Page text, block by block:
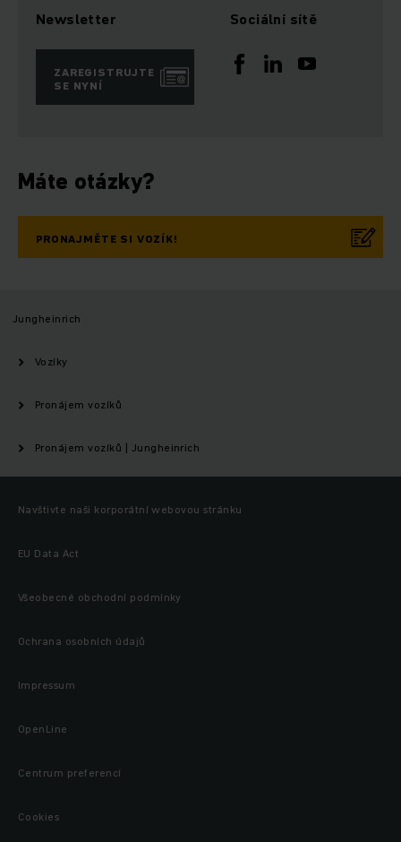
Newsletter
ZAREGISTRUJTE
SE NYNÍ
Sociální sítě
Máte otázky?
PRONAJMĚTE SI VOZÍK!
Jungheinrich
Vozíky
Pronájem vozíků
Pronájem vozíků | Jungheinrich
Navštivte naši korporátní webovou stránku
EU Data Act
Všeobecné obchodní podmínky
Ochrana osobních údajů
Impressum
OpenLine
Centrum preferencí
Cookies